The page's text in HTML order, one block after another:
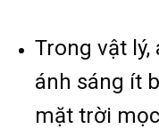
Trong vật
ánh sáng ít
mặt trời